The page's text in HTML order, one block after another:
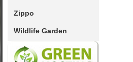
Zippo
Wildlife Garden